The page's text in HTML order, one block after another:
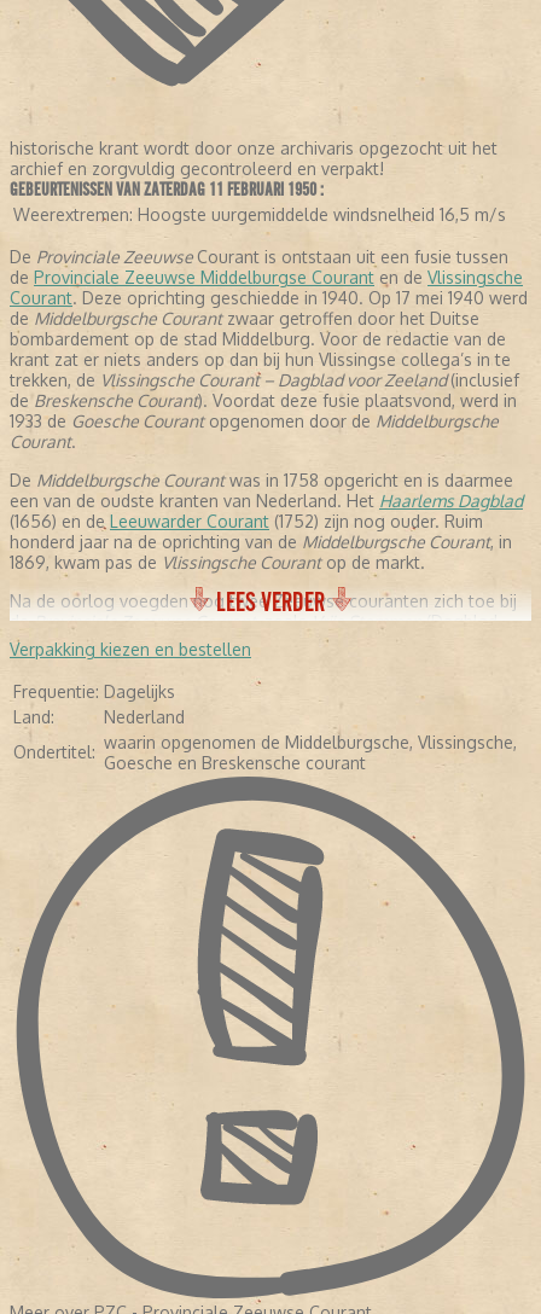
historische krant wordt door onze archivaris opgezocht uit het
archief en zorgvuldig gecontroleerd en verpakt!
GEBEURTENISSEN VAN ZATERDAG 11 FEBRUARI 1950 :
Weerextremen: Hoogste uurgemiddelde windsnelheid 16,5 m/s
De Provinciale ZeeuwseCourant is ontstaan uit een fusie tussen
de Provinciale Zeeuwse Middelburgse Courant en de Vlissingsche
Courant. Deze oprichting geschiedde in 1940. Op 17 mei 1940 werd
de Middelburgsche Courantzwaar getroffen door het Duitse
bombardement op de stad Middelburg. Voor de redactie van de
krant zat er niets anders op dan bij hun Vlissingse collega’s in te
trekken, de Vlissingsche Courant – Dagblad voor Zeeland(inclusief
de Breskensche Courant). Voordat deze fusie plaatsvond, werd in
1933 de Goesche Courantopgenomen door de Middelburgsche
Courant.
De Middelburgsche Courantwas in 1758 opgericht en is daarmee
een van de oudste kranten van Nederland. Het Haarlems Dagblad
(1656) en de Leeuwarder Courant (1752) zijn nog ouder. Ruim
honderd jaar na de oprichting van de Middelburgsche Courant, in
1869, kwam pas de Vlissingsche Courantop de markt.
Na de oorlog voegden nog twee Zeeuwse couranten zich toe bij
deProvinciale Zeeuwse Courant, zoalsVrije Stemmen(Dagblad
voor Zeeland, 1945) in 1946 en in 1998 kwam daar ook
deZierikzeesche Nieuwsbodebij. Dit was de voorloper van
de Zierikzeesche Courant die voor het eerst in 1797 was
verschenen.
Het hoofdkantoor van deProviciale Zeeuwse Courantwas sinds
1940 in Vlissingen gevestigd. In 2003 verhuisde het kantoor naar
Goes. Tegenwoordig is Vlissingen weer de thuishaven van de
LEES VERDER
Verpakking kiezen en bestellen
Frequentie: Dagelijks
Land:
Nederland
Ondertitel: waarin opgenomen de Middelburgsche, Vlissingsche,
Goesche en Breskensche courant